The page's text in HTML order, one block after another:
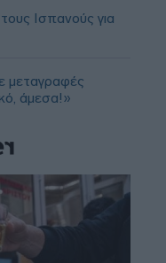
Ισπανούς για
μεταγραφές
άμεσα!»